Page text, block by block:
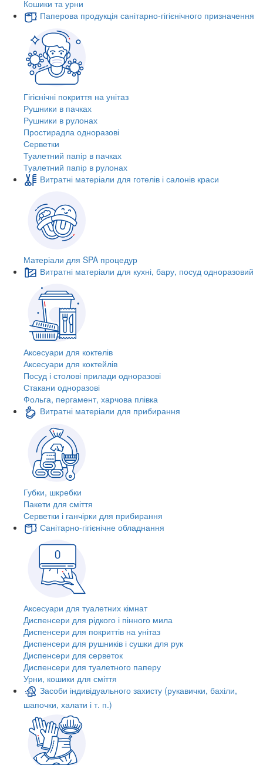
Кошики та урни
Паперова продукція санітарно-гігієнічного призначення
Гігієнічні покриття на унітаз
Рушники в пачках
Рушники в рулонах
Простирадла одноразові
Серветки
Туалетний папір в пачках
Туалетний папір в рулонах
Витратні матеріали для готелів і салонів краси
Матеріали для SPA процедур
Витратні матеріали для кухні, бару, посуд одноразовий
Аксесуари для коктелів
Аксесуари для коктейлів
Посуд і столові прилади одноразові
Стакани одноразові
Фольга, пергамент, харчова плівка
Витратні матеріали для прибирання
Губки, шкребки
Пакети для сміття
Серветки і ганчірки для прибирання
Санітарно-гігієнічне обладнання
Аксесуари для туалетних кімнат
Диспенсери для рідкого і пінного мила
Диспенсери для покриттів на унітаз
Диспенсери для рушників і сушки для рук
Диспенсери для серветок
Диспенсери для туалетного паперу
Урни, кошики для сміття
Засоби індивідуального захисту (рукавички, бахіли,
шапочки, халати і т. п.)